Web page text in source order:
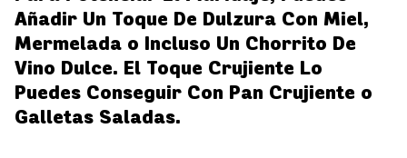
Añadir Un Toque De Dulzura Con Miel,
Mermelada o Incluso Un Chorrito De
Vino Dulce. El Toque Crujiente Lo
Puedes Conseguir Con Pan Crujiente o
Galletas Saladas.